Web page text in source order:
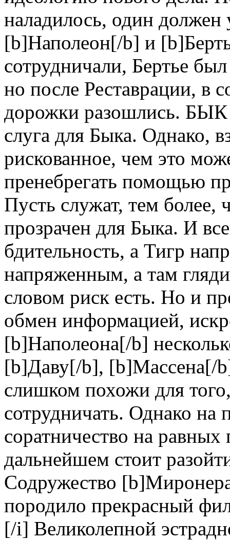
наладилось, один
[b]Наполеон[/b] и
сотрудничали, Бертье
но после Реставрации, в
дорожки разошлись.
слуга для Быка. Однако,
рискованное, чем это
пренебрегать помощью
Пусть служат, тем более,
прозрачен для Быка. И
бдительность, а Тигр
напряженным, а там
словом риск есть. Но и
обмен информацией,
[b]Наполеона[/b]
[b]Даву[/b],
слишком похожи для
сотрудничать. Однако на
соратничество на
дальнейшем стоит
Содружество
породило прекрасный
[/i] Великолепной